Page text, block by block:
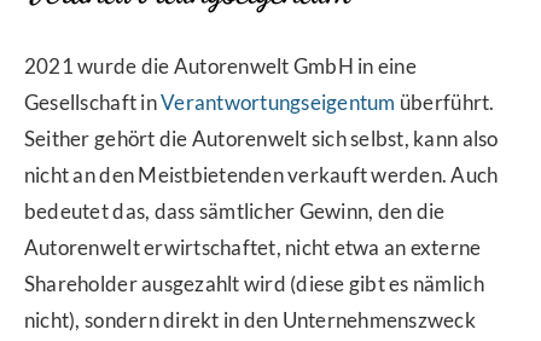
2021 wurde die Autorenwelt GmbH in eine
Gesellschaft inVerantwortungseigentum überführt.
Seither gehört die Autorenwelt sich selbst, kann also
nicht an den Meistbietenden verkauft werden. Auch
bedeutet das, dass sämtlicher Gewinn, den die
Autorenwelt erwirtschaftet, nicht etwa an externe
Shareholder ausgezahlt wird (diese gibt es nämlich
nicht), sondern direkt in den Unternehmenszweck